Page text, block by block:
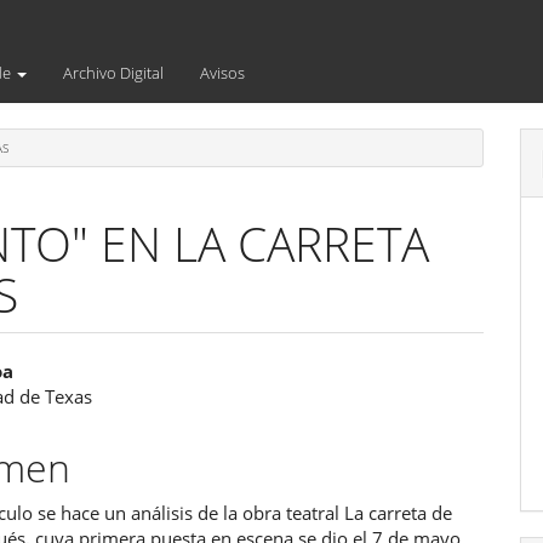
Archivo Digital Avisos
EN LA CARRETA
de Texas
se hace un análisis de la obra teatral La carreta de
cuya primera puesta en escena se dio el 7 de mayo